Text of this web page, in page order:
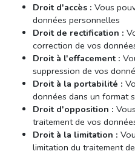
Droit d'accès : Vous
données personnelles
Droit de rectification :
correction de vos
Droit à l'effacement :
suppression de vos
Droit à la portabilité :
données dans un format
Droit d'opposition :
traitement de vos
Droit à la limitation :
limitation du traitement